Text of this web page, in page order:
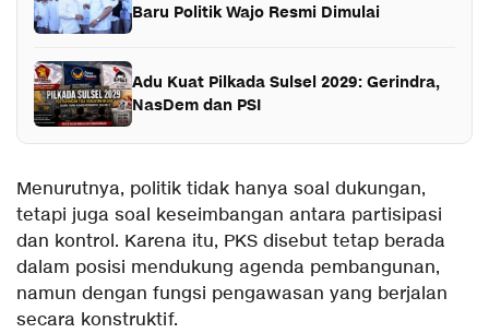
Baru Politik Wajo Resmi Dimulai
Adu Kuat Pilkada Sulsel 2029: Gerindra,
NasDem dan PSI
Menurutnya, politik tidak hanya soal dukungan,
tetapi juga soal keseimbangan antara partisipasi
dan kontrol. Karena itu, PKS disebut tetap berada
dalam posisi mendukung agenda pembangunan,
namun dengan fungsi pengawasan yang berjalan
secara konstruktif.